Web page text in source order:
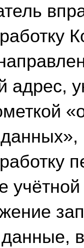
адрес,